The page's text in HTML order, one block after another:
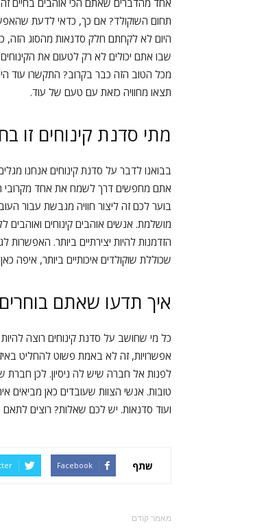
אחד מהדברים שאתם הכי אוהבים בחיים
תחום השוקולד? אם כך, כדאי לדעת
היום לא לקחתם חלק סדנאות מהסוג הזה,
שבו אתם יכולים לא רק לטעום את הקינוחים
מכל הטוב הזה כבר בקרוב? התקשרו עוד
תצאו מחוויה כזאת עם טעם של עוד.
מתי סדנת קינוחים זו
בבואנו לדבר על סדנת קינוחים אנחנו
אתם מחפשים דרך לשמח את אחד מקרובי
בוער לכם זה ליצור חוויה מגבשת עבור
מושלמת. אנשים אוהבים קינוחים
הזדמנות להיות יצירתיים ביותר.
שכוללת שוקולדים איכותיים ביותר, איפה
איך תדעו שאתם
כל מי שחושב על סדנת קינוחים רוצה
אפשרויות, זה לא באמת פשוט להחליט
לפנות אל חברה שיש לה ניסיון. לכן חברת
טובות. אנשי הצוות שעובדים כאן מביאים
ועוד סדנאות. יש לכם שאלות? רוצים לתאם
שתף Facebook
מאמר קודם